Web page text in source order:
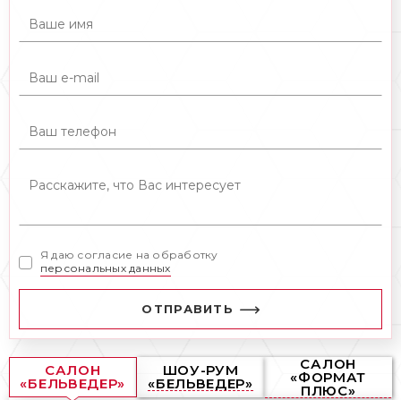
Я даю согласие на обработку
персональных данных
ОТПРАВИТЬ
САЛОН
«БЕЛЬВЕДЕР»
ШОУ-РУМ
«БЕЛЬВЕДЕР»
САЛОН
«ФОРМАТ
ПЛЮС»